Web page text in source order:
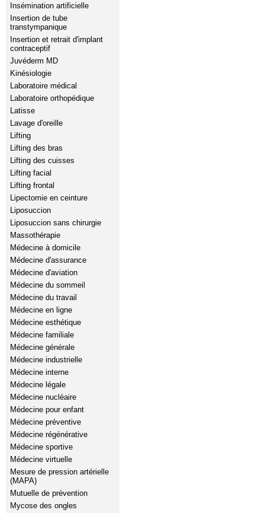
Insémination artificielle
Insertion de tube
transtympanique
Insertion et retrait d'implant
contraceptif
Juvéderm MD
Kinésiologie
Laboratoire médical
Laboratoire orthopédique
Latisse
Lavage d'oreille
Lifting
Lifting des bras
Lifting des cuisses
Lifting facial
Lifting frontal
Lipectomie en ceinture
Liposuccion
Liposuccion sans chirurgie
Massothérapie
Médecine à domicile
Médecine d'assurance
Médecine d'aviation
Médecine du sommeil
Médecine du travail
Médecine en ligne
Médecine esthétique
Médecine familiale
Médecine générale
Médecine industrielle
Médecine interne
Médecine légale
Médecine nucléaire
Médecine pour enfant
Médecine préventive
Médecine régénérative
Médecine sportive
Médecine virtuelle
Mesure de pression artérielle
(MAPA)
Mutuelle de prévention
Mycose des ongles